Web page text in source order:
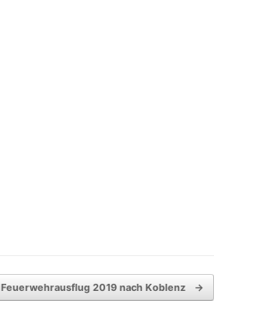
Feuerwehrausflug 2019 nach Koblenz →